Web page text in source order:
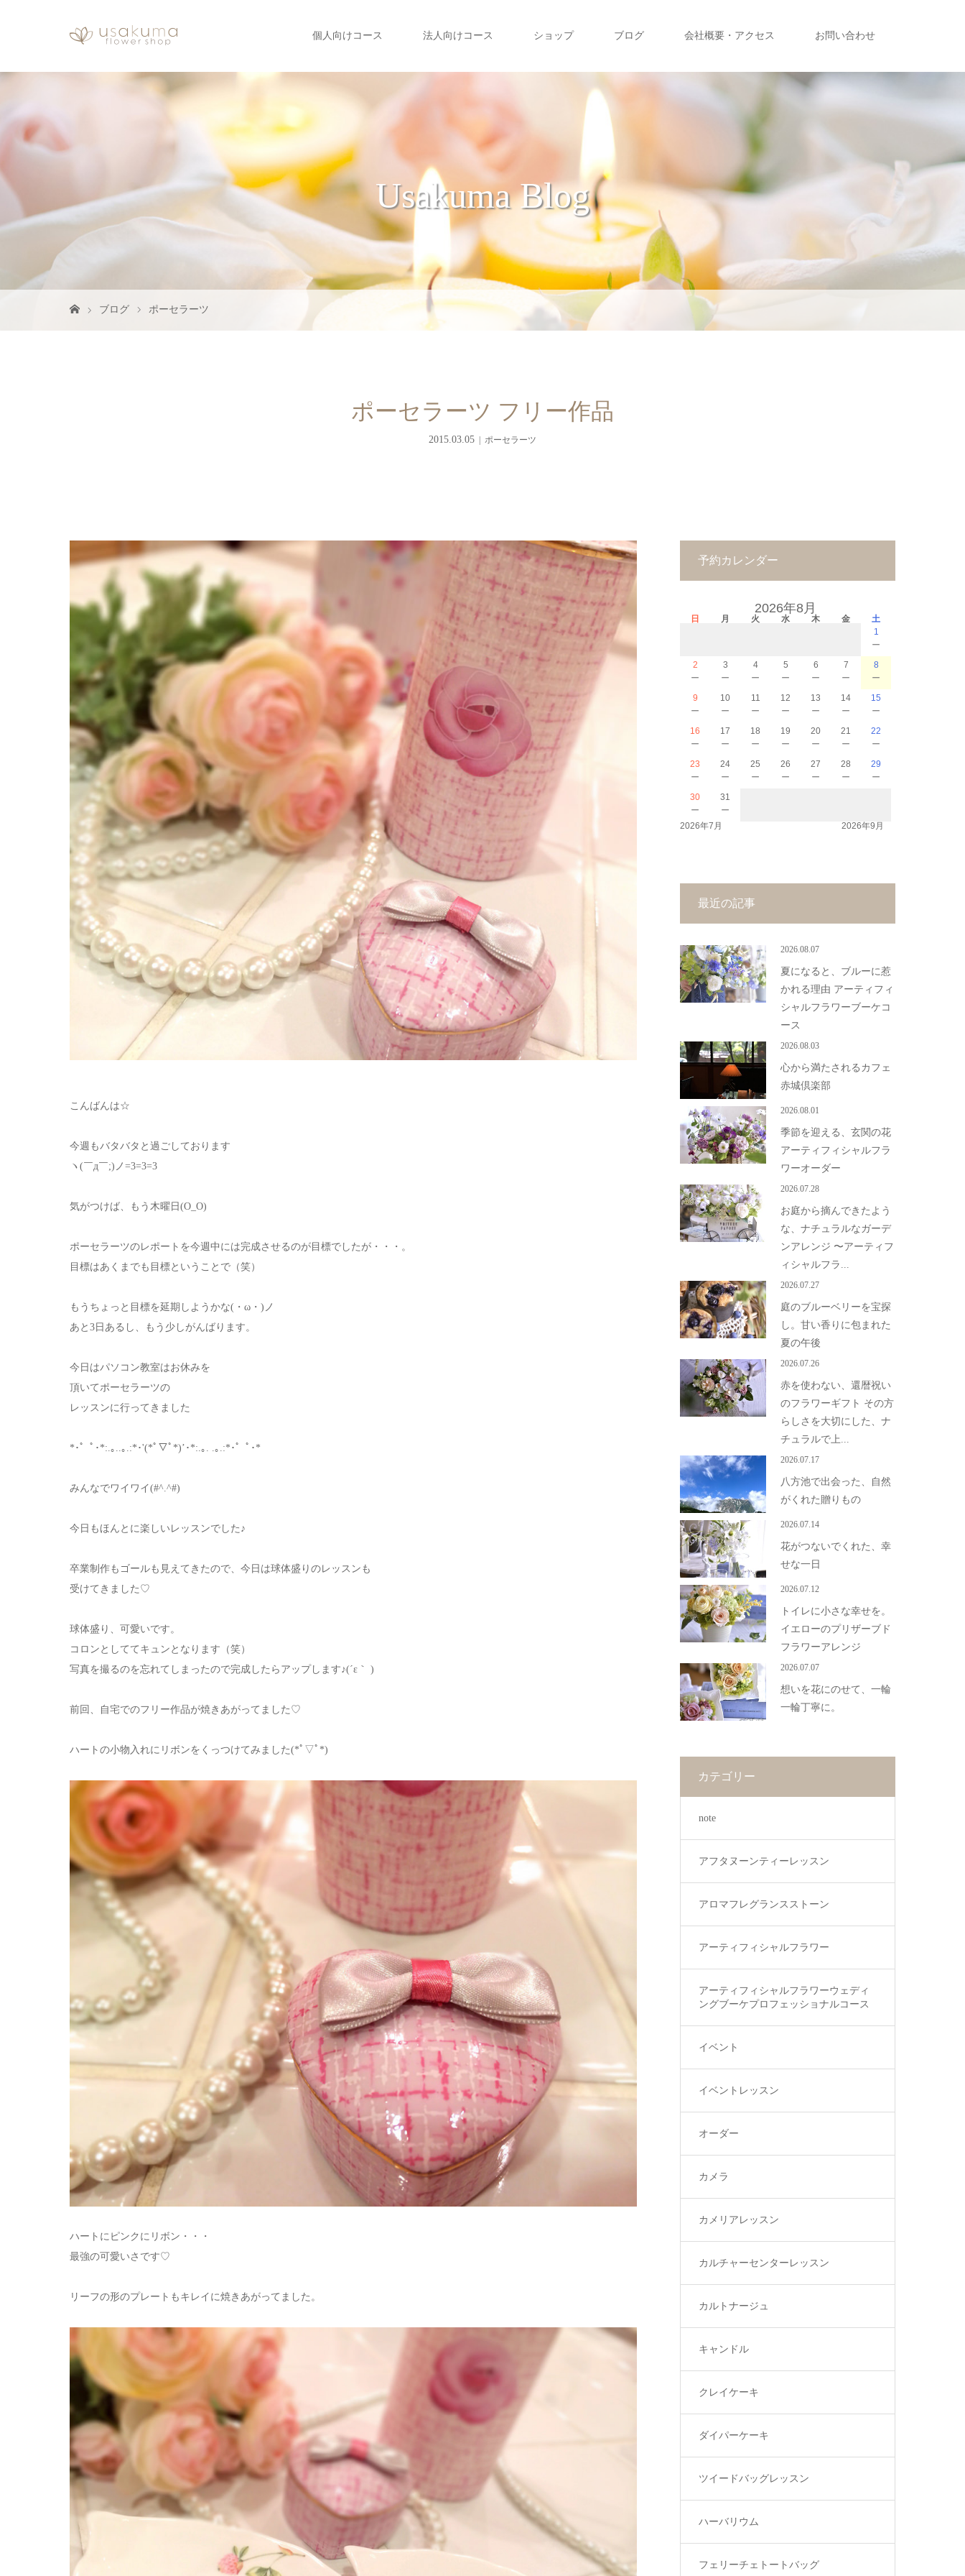
個人向けコース 法人向けコース ショップ ブログ 会社概要・アクセス お問い合わせ
Usakuma Blog
ブログ ポーセラーツ
ポーセラーツ フリー作品
2015.03.05 ポーセラーツ
こんばんは☆
今週もバタバタと過ごしております
ヽ(￣д￣;)ノ=3=3=3
気がつけば、もう木曜日(O_O)
ポーセラーツのレポートを今週中には完成させるのが目標でしたが・・・。
目標はあくまでも目標ということで（笑）
もうちょっと目標を延期しようかな(・ω・)ノ
あと3日あるし、もう少しがんばります。
今日はパソコン教室はお休みを
頂いてポーセラーツの
レッスンに行ってきました
*･゜ﾟ･*:.｡..｡.:*･'(*ﾟ▽ﾟ*)’･*:.｡. .｡.:*･゜ﾟ･*
みんなでワイワイ(#^.^#)
今日もほんとに楽しいレッスンでした♪
卒業制作もゴールも見えてきたので、今日は球体盛りのレッスンも
受けてきました♡
球体盛り、可愛いです。
コロンとしててキュンとなります（笑）
写真を撮るのを忘れてしまったので完成したらアップします♪(´ε｀ )
前回、自宅でのフリー作品が焼きあがってました♡
ハートの小物入れにリボンをくっつけてみました(*ﾟ▽ﾟ*)
ハートにピンクにリボン・・・
最強の可愛いさです♡
リーフの形のプレートもキレイに焼きあがってました。
予約カレンダー
2026年8月
日 月 火 水 木 金
土
1
－
2
－
3
－
4
－
5
－
6
－
7
－
8
－
9
－
10
－
11
－
12
－
13
－
14
－
15
－
16
－
17
－
18
－
19
－
20
－
21
－
22
－
23
－
24
－
25
－
26
－
27
－
28
－
29
－
30
－
31
－
2026年7月 2026年9月
最近の記事
2026.08.07
夏になると、ブルーに惹
かれる理由 アーティフィ
シャルフラワーブーケコ
ース
2026.08.03
心から満たされるカフェ
赤城倶楽部
2026.08.01
季節を迎える、玄関の花
アーティフィシャルフラ
ワーオーダー
2026.07.28
お庭から摘んできたよう
な、ナチュラルなガーデ
ンアレンジ 〜アーティフ
ィシャルフラ...
2026.07.27
庭のブルーベリーを宝探
し。甘い香りに包まれた
夏の午後
2026.07.26
赤を使わない、還暦祝い
のフラワーギフト その方
らしさを大切にした、ナ
チュラルで上...
2026.07.17
八方池で出会った、自然
がくれた贈りもの
2026.07.14
花がつないでくれた、幸
せな一日
2026.07.12
トイレに小さな幸せを。
イエローのプリザーブド
フラワーアレンジ
2026.07.07
想いを花にのせて、一輪
一輪丁寧に。
カテゴリー
note
アフタヌーンティーレッスン
アロマフレグランスストーン
アーティフィシャルフラワー
アーティフィシャルフラワーウェディ
ングブーケプロフェッショナルコース
イベント
イベントレッスン
オーダー
カメラ
カメリアレッスン
カルチャーセンターレッスン
カルトナージュ
キャンドル
クレイケーキ
ダイパーケーキ
ツイードバッグレッスン
ハーバリウム
フェリーチェトートバッグ